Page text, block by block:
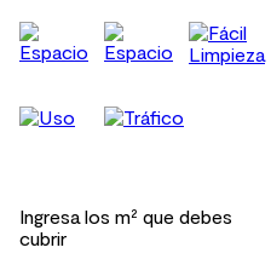
Ingresa los m² que debes
cubrir